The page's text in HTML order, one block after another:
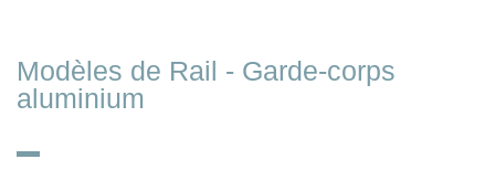
Modèles de Rail - Garde-corps
aluminium